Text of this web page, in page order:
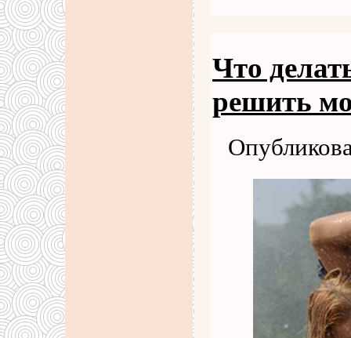
Что
решить